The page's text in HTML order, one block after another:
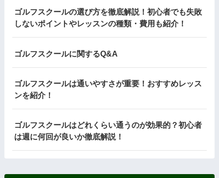
ゴルフスクールの選び方を徹底解説！初心者でも失敗
しないポイントやレッスンの種類・費用も紹介！
ゴルフスクールに関するQ&A
ゴルフスクールは通いやすさが重要！おすすめレッス
ンを紹介！
ゴルフスクールはどれくらい通うのが効果的？初心者
は週に何回が良いか徹底解説！